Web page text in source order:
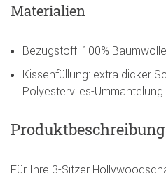
Materialien
Bezugstoff: 100% Baumwolle
Kissenfüllung: extra dicker
Polyestervlies-Ummantelung
Produktbeschreibung
Für Ihre 3-Sitzer